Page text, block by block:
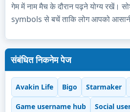
गेम में नाम मैच के दौरान पढ़ने योग्य रखें।
symbols से बचें ताकि लोग आपको
संबंधित निकनेम पेज
Avakin Life Bigo Starmaker
Game username hub Social